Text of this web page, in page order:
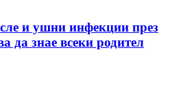
и ушни инфекции през
да знае всеки родител